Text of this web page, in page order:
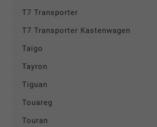
T7 Transporter
T7 Transporter Kastenwagen
Taigo
Tayron
Tiguan
Touareg
Touran